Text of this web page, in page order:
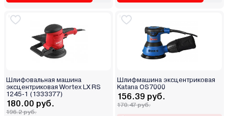
Шлифовальная машина
эксцентриковая Wortex LX RS
1245-1 (1333377)
180.00 руб.
196.2 руб.
Шлифмашина эксцентриковая
Katana OS7000
156.39 руб.
170.47 руб.